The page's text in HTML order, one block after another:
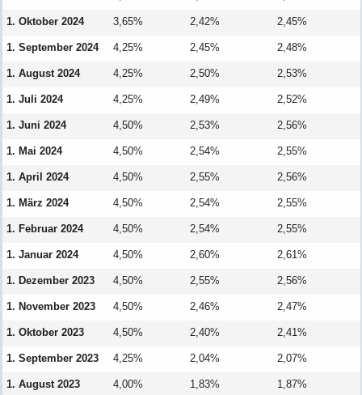
1. Oktober 2024 3,65% 2,42% 2,45%
1. September 2024 4,25% 2,45% 2,48%
1. August 2024 4,25% 2,50% 2,53%
1. Juli 2024 4,25% 2,49% 2,52%
1. Juni 2024 4,50% 2,53% 2,56%
1. Mai 2024 4,50% 2,54% 2,55%
1. April 2024 4,50% 2,55% 2,56%
1. März 2024 4,50% 2,54% 2,55%
1. Februar 2024 4,50% 2,54% 2,55%
1. Januar 2024 4,50% 2,60% 2,61%
1. Dezember 2023 4,50% 2,55% 2,56%
1. November 2023 4,50% 2,46% 2,47%
1. Oktober 2023 4,50% 2,40% 2,41%
1. September 2023 4,25% 2,04% 2,07%
1. August 2023 4,00% 1,83% 1,87%